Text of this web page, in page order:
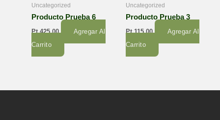
Uncategorized
Producto Prueba 6
Pt425,00
Agregar Al
Carrito
Uncategorized
Producto Prueba 3
Pt115,00
Agregar Al
Carrito